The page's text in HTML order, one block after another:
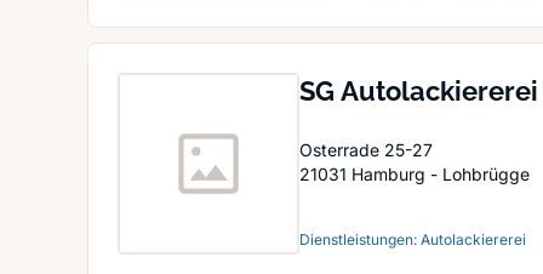
SG Autolackiererei
Osterrade 25-27
21031 Hamburg - Lohbrügge
Dienstleistungen: Autolackiererei